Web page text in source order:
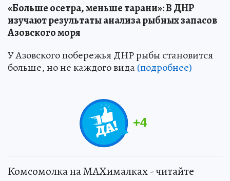
«Больше осетра, меньше тарани»: В ДНР
изучают результаты анализа рыбных запасов
Азовского моря
У Азовского побережья ДНР рыбы становится
больше, но не каждого вида(подробнее)
+4
Комсомолка на MAXималках - читайте